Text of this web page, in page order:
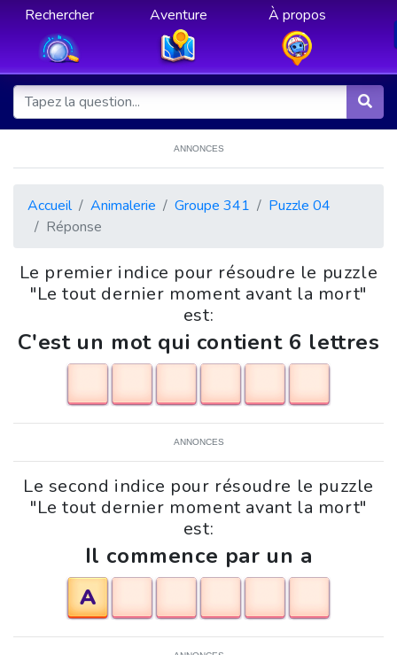
Rechercher Aventure À propos
ANNONCES
Accueil Animalerie Groupe 341
Puzzle 04
Réponse
Le premier indice pour résoudre le puzzle
"Le tout dernier moment avant la mort"
est:
C'est un mot qui contient 6 lettres
ANNONCES
Le second indice pour résoudre le puzzle
"Le tout dernier moment avant la mort"
est:
Il commence par un a
A